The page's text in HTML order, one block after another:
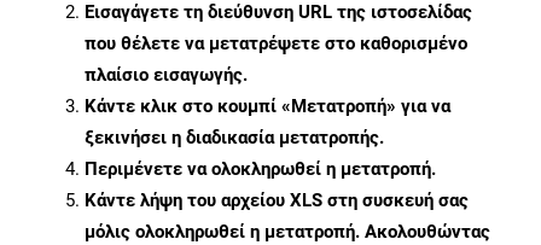
Εισαγάγετε τη διεύθυνση URL της ιστοσελίδας
που θέλετε να μετατρέψετε στο καθορισμένο
πλαίσιο εισαγωγής.
Κάντε κλικ στο κουμπί «Μετατροπή» για να
ξεκινήσει η διαδικασία μετατροπής.
Περιμένετε να ολοκληρωθεί η μετατροπή.
Κάντε λήψη του αρχείου XLS στη συσκευή σας
μόλις ολοκληρωθεί η μετατροπή. Ακολουθώντας